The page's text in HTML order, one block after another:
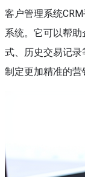
客户管理系统
系统。它可以帮
式、历史交易记录
制定更加精准的营